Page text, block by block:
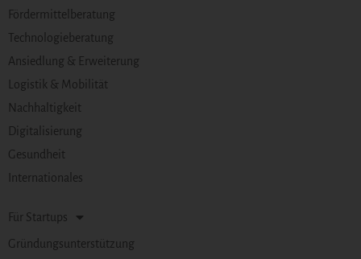
Fördermittelberatung
Technologieberatung
Ansiedlung & Erweiterung
Logistik & Mobilität
Nachhaltigkeit
Digitalisierung
Gesundheit
Internationales
Für Startups
Gründungsunterstützung